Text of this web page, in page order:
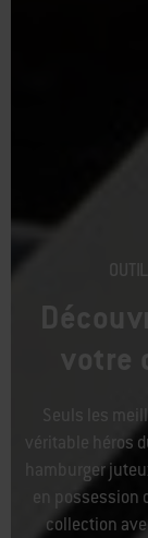
votre
Seuls les
véritable héros
hamburger
en possession
collection